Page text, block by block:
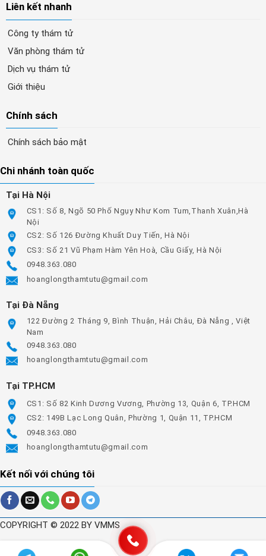
Liên kết nhanh
Công ty thám tử
Văn phòng thám tử
Dịch vụ thám tử
Giới thiệu
Chính sách
Chính sách bảo mật
Chi nhánh toàn quốc
Tại Hà Nội
CS1: Số 8, Ngõ 50 Phố Ngụy Như Kom Tum,Thanh Xuân,Hà
Nội
CS2: Số 126 Đường Khuất Duy Tiến, Hà Nội
CS3: Số 21 Vũ Phạm Hàm Yên Hoà, Cầu Giấy, Hà Nội
0948.363.080
hoanglongthamtutu@gmail.com
Tại Đà Nẵng
122 Đường 2 Tháng 9, Bình Thuận, Hải Châu, Đà Nẵng , Việt
Nam
0948.363.080
hoanglongthamtutu@gmail.com
Tại TP.HCM
CS1: Số 82 Kinh Dương Vương, Phường 13, Quận 6, TP.HCM
CS2: 149B Lạc Long Quân, Phường 1, Quận 11, TP.HCM
0948.363.080
hoanglongthamtutu@gmail.com
Kết nối với chúng tôi
COPYRIGHT © 2022 BY VMMS